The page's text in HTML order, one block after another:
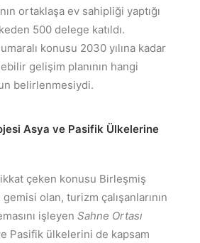
ortaklaşa ev sahipliği yaptığı
500 delege katıldı.
konusu 2030 yılına kadar
gelişim planının hangi
belirlenmesiydi.
Asya ve Pasifik Ülkelerine
çeken konusu Birleşmiş
olan, turizm çalışanlarının
işleyen Sahne Ortası
Pasifik ülkelerini de kapsam